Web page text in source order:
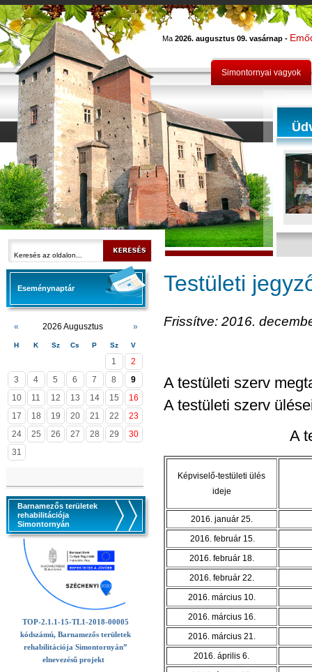
Ma 2026. augusztus 09. vasárnap -
Simontornyai vagyok
Eseménynaptár
« 2026 Augusztus »
H K Sz Cs P Sz V
1
2
3
4 5 6 7 8
9
10
11 12 13 14 15
16
17
18 19 20 21 22
23
24
25 26 27 28 29
30
31
Barnamezős területek
rehabilitációja
Simontornyán
TOP-2.1.1-15-TL1-2018-00005
kódszámú, Barnamezős területek
rehabilitációja Simontornyán”
elnevezésű projekt
Testületi
Frissítve: 2016.
A testületi szerv
A testületi szerv
A
Képviselő-testületi ülés
ideje
2016. január 25.
2016. február 15.
2016. február 18.
2016. február 22.
2016. március 10.
2016. március 16.
2016. március 21.
2016. április 6.